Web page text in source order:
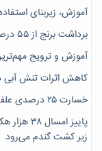
آموزش، زیربنای
برداشت برنج از ۵۵ درصد اراضی شالیکاری گیلان
آموزش و ترویج
کاهش اثرات تنش
خسارت ۲۵ درصدی علف‌های هرز به محصولات کشاورزی
پاییز
زیر کشت گندم می‌رود